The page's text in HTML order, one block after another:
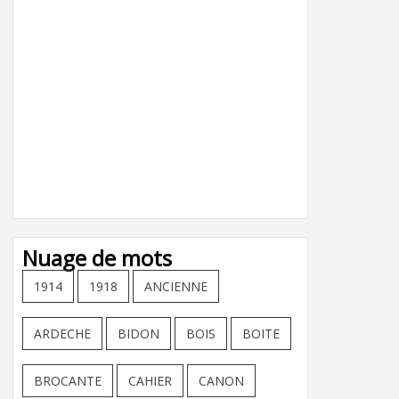
Nuage de mots
1914 1918 ANCIENNE
ARDECHE BIDON BOIS BOITE
BROCANTE CAHIER CANON